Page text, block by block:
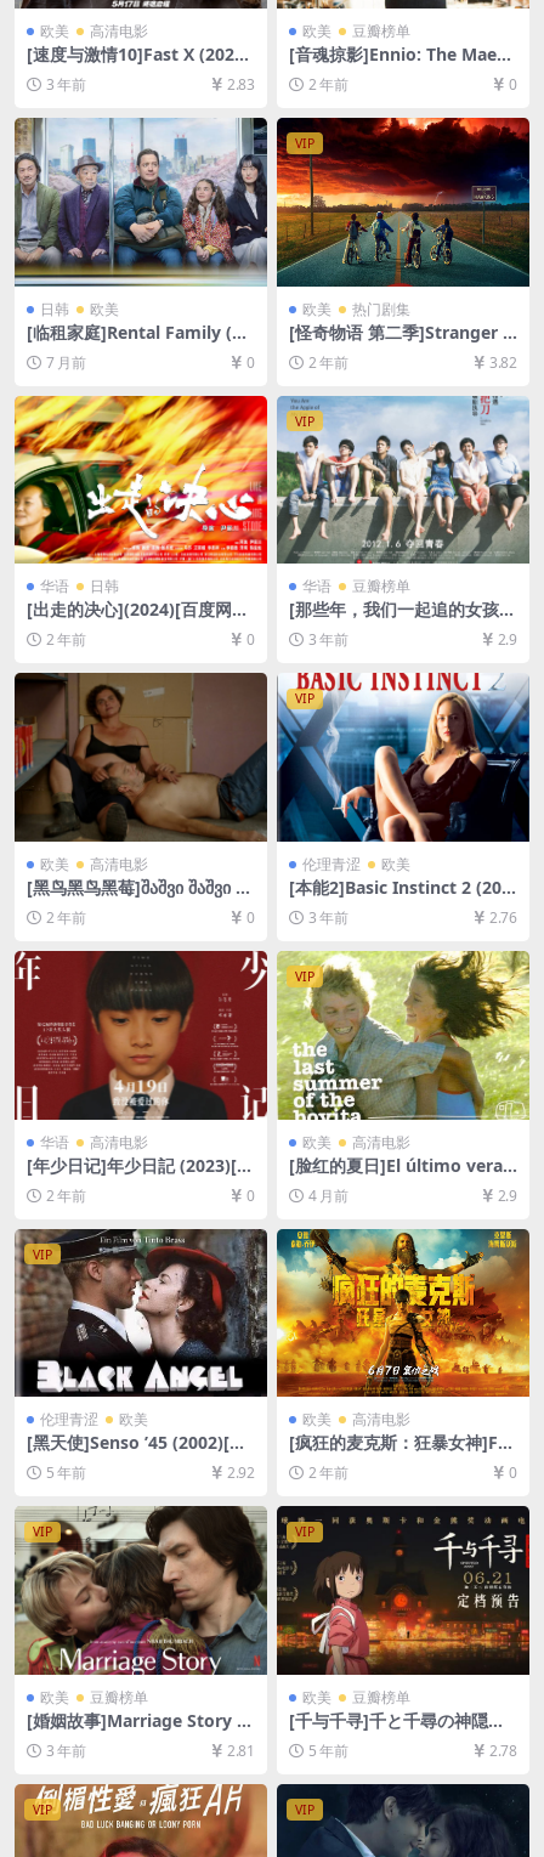
欧美 高清电影
[速度与激情10]Fast X (2023)
[百度网盘+迅雷云盘资源1080
P超清未删减][MP4/8GB][中
英字幕]
3 年前 2.83
欧美 豆瓣榜单
[音魂掠影]Ennio: The Maest
ro (2021)[百度网盘+夸克网盘
1080P超清未删减资源][网盘
在线播放/下载][MP4/11GB]
[中文字幕]
2 年前 0
日韩 欧美
[临租家庭]Rental Family (20
25)[百度网盘+夸克网盘2160P
超清未删减资源][网盘在线播
幕]
7 月前 0
VIP
欧美 热门剧集
[怪奇物语 第二季]Stranger T
hings Season 2 (2017)[百度
网盘+夸克网盘1080P超清未
载][MP4/29GB][中英字幕]
2 年前 3.82
华语 日韩
[出走的决心](2024)[百度网盘
+夸克网盘1080P/4K超清未删
减资源][网盘在线播放/下载]
[MP4/9GB][中文字幕]
2 年前 0
VIP
华语 豆瓣榜单
[那些年，我们一起追的女孩]
那些年，我們一起追的女孩 (2
011)[百度网盘+迅雷云盘资源
1080P超清未删减][MP4/7G
B][中文字幕]
3 年前 2.9
欧美 高清电影
[黑鸟黑鸟黑莓]შაშვი შაშვი მა
ყვალი (2023)[百度网盘+夸克
网盘1080P超清未删减资源]
[网盘在线播放/下载][MP4/7.
2GB][中英字幕]
2 年前 0
VIP
伦理青涩 欧美
[本能2]Basic Instinct 2 (200
6)[百度网盘+迅雷云盘资源10
80P超清未删减][MP4/7GB]
[中英字幕]
3 年前 2.76
华语 高清电影
[年少日记]年少日記 (2023)[百
度网盘+夸克网盘1080P超清
未删减资源][网盘在线播放/下
2 年前 0
VIP
欧美 高清电影
[脸红的夏日]El último veran
o de la Boyita (2009)[百度网
盘+夸克网盘1080P超清未删
[MP4/5.9GB][中文字幕]
4 月前 2.9
VIP
伦理青涩 欧美
[黑天使]Senso ’45 (2002)[百
度网盘+迅雷云盘资源1080P
超清未删减][MP4/8.1GB][原
声中字]【视频文件+防和谐压
缩包（含解压密码）】
5 年前 2.92
欧美 高清电影
[疯狂的麦克斯：狂暴女神]Fur
iosa: A Mad Max Saga (202
4)[百度网盘+夸克网盘1080P
超清未删减资源][网盘在线播
放/下载][MP4/10GB][官方中
英字幕]
2 年前 0
VIP
欧美 豆瓣榜单
[婚姻故事]Marriage Story (2
019)[百度网盘+夸克网盘1080
P超清未删减资源][网盘在线播
放/下载][MP4/8.9GB][中英字
幕]
3 年前 2.81
VIP
欧美 豆瓣榜单
[千与千寻]千と千尋の神隠し
(2001)[百度网盘+迅雷云盘资
源1080P超清未删减][MP4/8.
1GB][日语中字]
5 年前 2.78
VIP VIP